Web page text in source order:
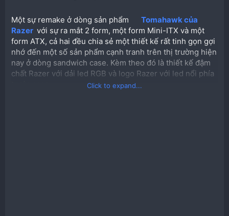
Một sự remake ở dòng sản phẩm
Tomahawk của
Razer với sự ra mắt 2 form, một form Mini-ITX và một
form ATX, cả hai đều chia sẻ một thiết kế rất tinh gọn gợi
nhớ đến một số sản phẩm cạnh tranh trên thị trường hiện
nay ở dòng sandwich case. Kèm theo đó là thiết kế đậm
chất Razer với dải led RGB và logo Razer với led nổi phía
Click to expand...